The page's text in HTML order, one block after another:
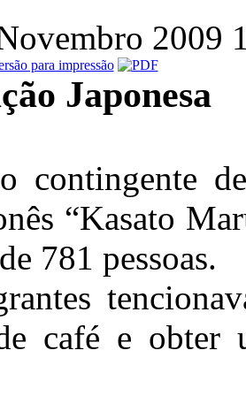
2009
Japonesa
contingente
“Kasato
781 pessoas.
café e obter